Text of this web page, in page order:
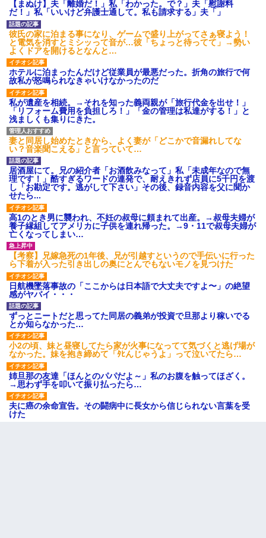
後続車にクラクションを鳴ら
され彼氏が逆切れ。「何クラク
ション鳴らしてんだ！降りてこ
いよ！」と怒鳴りだし...
【衝撃】報酬100万円超の治験
募集がこちらｗｗｗｗｗ(※画像
あり)
【ネット騒然】惨殺されたタ
ワマン頂き女子のこの動画、す
げえええええｗｗｗｗｗｗｗｗ
ｗｗｗ
【愕然】白のクラウン俺氏、
高速道路左車線を制限速度で走
った結果wwwwwwwwwwww
百年の恋12-899 食べた量を
張り合ってくる
【悲報】佐藤輝明・・・２軍
でも盛大にやらかす←あまり悲
しませないでくれ
【まぬけ】夫「離婚だ！」私「わかった。で？」夫「慰謝料
だ！」私「いいけど弁護士通して。私も請求する」夫「」
彼氏の家に泊まる事になり、ゲームで盛り上がってさぁ寝よう！
と電気を消すとミシッって音が…彼「ちょっと待ってて」→勢い
よくドアを開けるとなんと…
ホテルに泊まったんだけど従業員が最悪だった。折角の旅行で何
故私が怒鳴られなきゃいけなかったのだ
私が遺産を相続。→それを知った義両親が「旅行代金を出せ！」
「リフォーム費用を負担しろ！」「金の管理は私達がする！」と
浅ましくも集りにきた。
妻と同居し始めたときから、よく妻が「どこかで音漏れしてな
い？音楽聞こえる」と言っていて…
居酒屋にて。兄の紹介者「お酒飲みなって」私「未成年なので無
理です！」酷すぎるワードの連発で、耐えきれず店員に5千円を渡
し「お勘定です。逃がして下さい」その後、録音内容を父に聞か
せたら...
高1のとき男に襲われ、不妊の叔母に頼まれて出産。→叔母夫婦が
養子縁組してアメリカに子供を連れ帰った。→9・11で叔母夫婦が
亡くなってしまい…
【考察】兄嫁急死の1年後、兄が引越すというので手伝いに行った
ら下着が入った引き出しの奥にとんでもないモノを見つけた
日航機墜落事故の「ここからは日本語で大丈夫ですよ〜」の絶望
感がヤバイ・・・
ずっとニートだと思ってた同居の義弟が投資で旦那より稼いでる
とか知らなかった…
小2の頃、妹と昼寝してたら家が火事になってて気づくと逃げ場が
なかった。妹を抱き締めて「ﾀﾋんじゃうよ」って泣いてたら…
姉旦那の友達「ほんとのパパだよ～」私のお腹を触ってほざく。
→思わず手を叩いて振り払ったら…
夫に癌の余命宣告。その闘病中に長女から信じられない言葉を受
けた